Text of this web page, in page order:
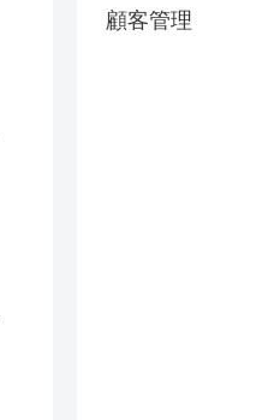
顧客管理